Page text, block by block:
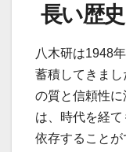
長い歴
八木研は1948
蓄積してきま
の質と信頼性
は、時代を経
依存することが